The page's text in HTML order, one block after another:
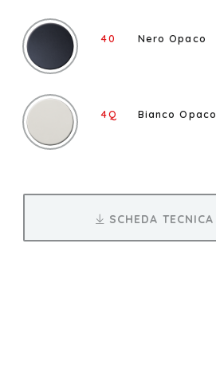
40 Nero Opaco
4Q Bianco Opaco
SCHEDA TECNICA